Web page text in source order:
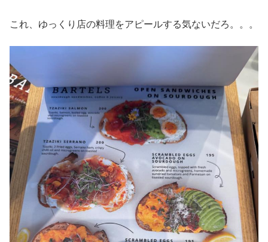
これ、ゆっくり店の料理をアピールする気ないだろ。。。